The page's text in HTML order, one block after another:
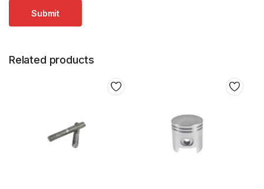
Related products